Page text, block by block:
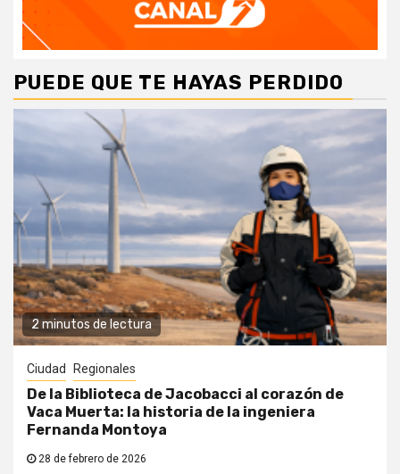
PUEDE QUE TE HAYAS PERDIDO
2 minutos de lectura
Ciudad Regionales
De la Biblioteca de Jacobacci al corazón de
Vaca Muerta: la historia de la ingeniera
Fernanda Montoya
28 de febrero de 2026